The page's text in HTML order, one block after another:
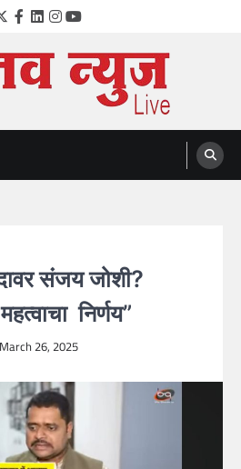
Twitter
Facebook
LinkedIn
Instagram
YouTube
of Maharahstra
संजय जोशी?
निर्णय”
March 26, 2025